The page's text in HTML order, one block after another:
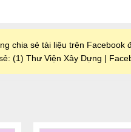
chia sẻ tài liệu trên Facebook
(1) Thư Viện Xây Dựng |